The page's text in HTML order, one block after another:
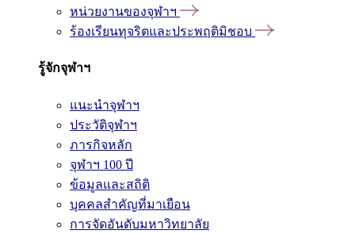
หน่วยงานของจุฬาฯ
ร้องเรียนทุจริตและประพฤติมิชอบ
รู้จักจุฬาฯ
แนะนำจุฬาฯ
ประวัติจุฬาฯ
ภารกิจหลัก
จุฬาฯ 100 ปี
ข้อมูลและสถิติ
บุคคลสำคัญที่มาเยือน
การจัดอันดับมหาวิทยาลัย